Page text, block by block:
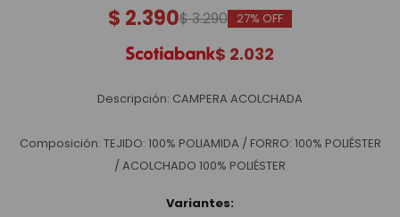
$ 2.390$3.290 27
$ 2.032
Descripción: CAMPERA ACOLCHADA
Composición: TEJIDO: 100% POLIAMIDA / FORRO: 100% POLIÉSTER
/ ACOLCHADO 100% POLIÉSTER
Variantes: